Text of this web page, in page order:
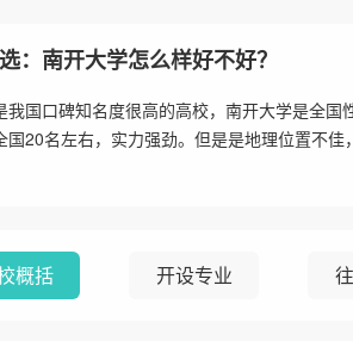
：南开大学怎么样好不好？
我国口碑知名度很高的高校，南开大学是全
国20名左右，实力强劲。但是是地理位置不佳
概括 开设专业